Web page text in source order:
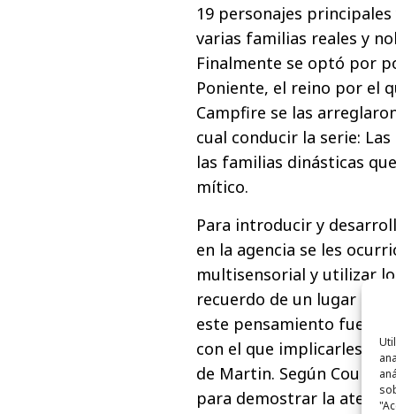
19 personajes
varias familias reales y
Finalmente se optó por
Poniente, el reino por el
Campfire se las
cual conducir la serie:
las familias dinásticas
mítico.
Para introducir y
en la agencia se les
multisensorial y utilizar
recuerdo de un lugar en
este pensamiento fue un
con el que implicarles y
de Martin. Según
para demostrar la